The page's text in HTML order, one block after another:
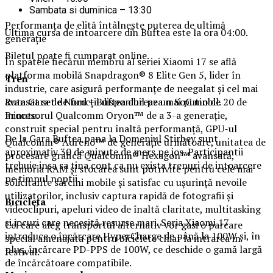
Performanța de elită întâlnește puterea de ultimă
generație
În spatele fiecărui membru al seriei Xiaomi 17 se află
platforma mobilă Snapdragon® 8 Elite Gen 5, lider în
industrie, care asigură performanțe de neegalat și cel mai
avansat set de funcții disponibil pe un SoC mobil.
Procesorul Qualcomm Oryon™ de a 3-a generație,
construit special pentru înaltă performanță, GPU-ul
Qualcomm® Adreno™ de generație următoare, unitatea de
procesare grafică Qualcomm® Hexagon™ avansată,
memoria RAM și stocarea sunt potrivite pentru cele mai
solicitante sarcini mobile și satisfac cu ușurință nevoile
utilizatorilor, inclusiv captura rapidă de fotografii și
videoclipuri, apeluri video de înaltă claritate, multitasking
și jocuri care necesită resurse mari. Seria Xiaomi 17
introduce o încărcare HyperCharge de până la 100W și, în
plus, încărcare PD-PPS de 100W, ce deschide o gamă largă
de încărcătoare compatibile.
Sambata si duminica – 13:30
Ultima cursa de intoarcere din Buftea este la ora 04:00.
Biletul poate fi cumparat online.
Tren
Ruta Gara de Nord – Buftea dureaza mai putin de 20 de
minute.
De la Gara Buftea pana la Domeniul Stirbey sunt
aproximativ 30 de minute de mers pe jos. Participantii
trebuie insa sa tina cont ca nu exista trenuri de intoarcere
pe timpul noptii.
Bicicleta
Cei care aleg transportul alternativ vor gasi o parcare
special amenajata pentru biciclete chiar la intrarea in
festival.